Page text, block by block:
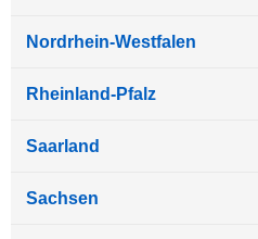
Nordrhein-Westfalen
Rheinland-Pfalz
Saarland
Sachsen